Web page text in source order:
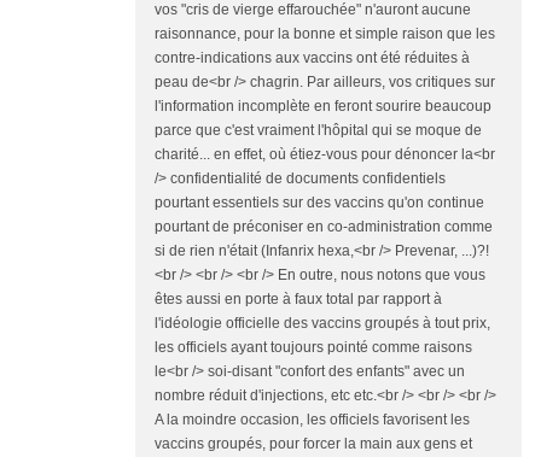
vos "cris de vierge effarouchée" n'auront aucune
raisonnance, pour la bonne et simple raison que les
contre-indications aux vaccins ont été réduites à
peau de<br /> chagrin. Par ailleurs, vos critiques sur
l'information incomplète en feront sourire beaucoup
parce que c'est vraiment l'hôpital qui se moque de
charité... en effet, où étiez-vous pour dénoncer la<br
/> confidentialité de documents confidentiels
pourtant essentiels sur des vaccins qu'on continue
pourtant de préconiser en co-administration comme
si de rien n'était (Infanrix hexa,<br /> Prevenar, ...)?!
<br /> <br /> <br /> En outre, nous notons que vous
êtes aussi en porte à faux total par rapport à
l'idéologie officielle des vaccins groupés à tout prix,
les officiels ayant toujours pointé comme raisons
le<br /> soi-disant "confort des enfants" avec un
nombre réduit d'injections, etc etc.<br /> <br /> <br />
A la moindre occasion, les officiels favorisent les
vaccins groupés, pour forcer la main aux gens et